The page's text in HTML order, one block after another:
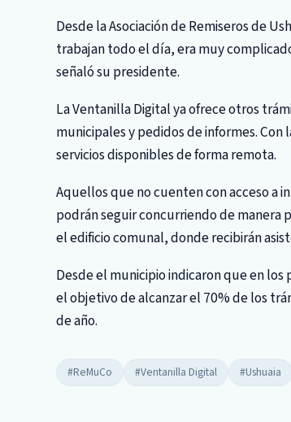
Desde la Asociación de Remiseros de
trabajan todo el día, era muy
señaló su presidente.
La Ventanilla Digital ya ofrece otros
municipales y pedidos de informes.
servicios disponibles de forma remota.
Aquellos que no cuenten con acceso
podrán seguir concurriendo de manera
el edificio comunal, donde recibirán
Desde el municipio indicaron que en los
el objetivo de alcanzar el 70% de los
de año.
#ReMuCo #Ventanilla Digital #Ushuaia